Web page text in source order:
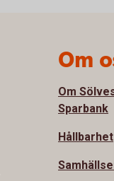
Om
Om
Sparbank
Hållbarhet